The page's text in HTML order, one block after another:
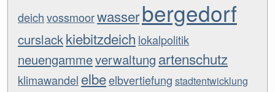
deichvossmoorwasserbergedorf
curslackkiebitzdeich lokalpolitik
neuengammeverwaltung artenschutz
klimawandel elbeelbvertiefung stadtentwicklung